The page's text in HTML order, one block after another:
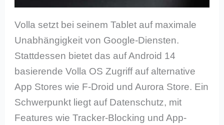
Volla setzt bei seinem Tablet auf maximale
Unabhängigkeit von Google-Diensten.
Stattdessen bietet das auf Android 14
basierende Volla OS Zugriff auf alternative
App Stores wie F-Droid und Aurora Store. Ein
Schwerpunkt liegt auf Datenschutz, mit
Features wie Tracker-Blocking und App-